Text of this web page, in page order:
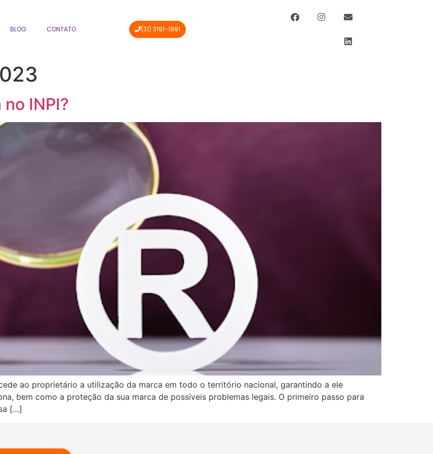
BLOG CONTATO (31) 3191-1991
INPI?
ao proprietário a utilização da marca em todo o território nacional, garantindo a ele
bem como a proteção da sua marca de possíveis problemas legais. O primeiro passo para
[…]